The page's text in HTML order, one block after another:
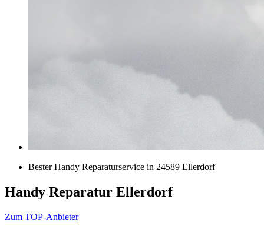
Bester Handy Reparaturservice in 24589 Ellerdorf
Handy Reparatur Ellerdorf
Zum TOP-Anbieter